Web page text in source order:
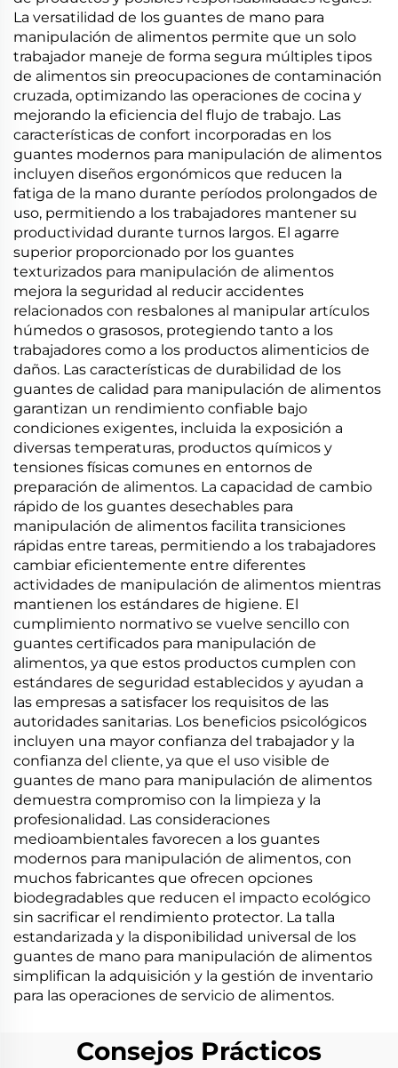
La versatilidad de los guantes de mano para
manipulación de alimentos permite que un solo
trabajador maneje de forma segura múltiples tipos
de alimentos sin preocupaciones de contaminación
cruzada, optimizando las operaciones de cocina y
mejorando la eficiencia del flujo de trabajo. Las
características de confort incorporadas en los
guantes modernos para manipulación de alimentos
incluyen diseños ergonómicos que reducen la
fatiga de la mano durante períodos prolongados de
uso, permitiendo a los trabajadores mantener su
productividad durante turnos largos. El agarre
superior proporcionado por los guantes
texturizados para manipulación de alimentos
mejora la seguridad al reducir accidentes
relacionados con resbalones al manipular artículos
húmedos o grasosos, protegiendo tanto a los
trabajadores como a los productos alimenticios de
daños. Las características de durabilidad de los
guantes de calidad para manipulación de alimentos
garantizan un rendimiento confiable bajo
condiciones exigentes, incluida la exposición a
diversas temperaturas, productos químicos y
tensiones físicas comunes en entornos de
preparación de alimentos. La capacidad de cambio
rápido de los guantes desechables para
manipulación de alimentos facilita transiciones
rápidas entre tareas, permitiendo a los trabajadores
cambiar eficientemente entre diferentes
actividades de manipulación de alimentos mientras
mantienen los estándares de higiene. El
cumplimiento normativo se vuelve sencillo con
guantes certificados para manipulación de
alimentos, ya que estos productos cumplen con
estándares de seguridad establecidos y ayudan a
las empresas a satisfacer los requisitos de las
autoridades sanitarias. Los beneficios psicológicos
incluyen una mayor confianza del trabajador y la
confianza del cliente, ya que el uso visible de
guantes de mano para manipulación de alimentos
demuestra compromiso con la limpieza y la
profesionalidad. Las consideraciones
medioambientales favorecen a los guantes
modernos para manipulación de alimentos, con
muchos fabricantes que ofrecen opciones
biodegradables que reducen el impacto ecológico
sin sacrificar el rendimiento protector. La talla
estandarizada y la disponibilidad universal de los
guantes de mano para manipulación de alimentos
simplifican la adquisición y la gestión de inventario
para las operaciones de servicio de alimentos.
Consejos Prácticos